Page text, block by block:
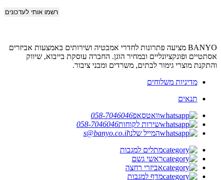
BANYO מציעה פתרונות לחדרי אמבטיה ושירותים באמצעות אביזרים
אסתטיים ופונקציונליים ובמחיר הוגן. החברה עוסקת בייבוא, שיווק
והתקנת מוצרי גימור לבתים, משרדים ומבני ציבור.
מדיניות משלוחים
תנאים
וואטסאפ058-7046046
שירות לקוחות058-7046046
המייל שלנוs@banyo.co.il
מתלים למגבות
ראשי גשם
אביזרי רחצה
מדף למגבות